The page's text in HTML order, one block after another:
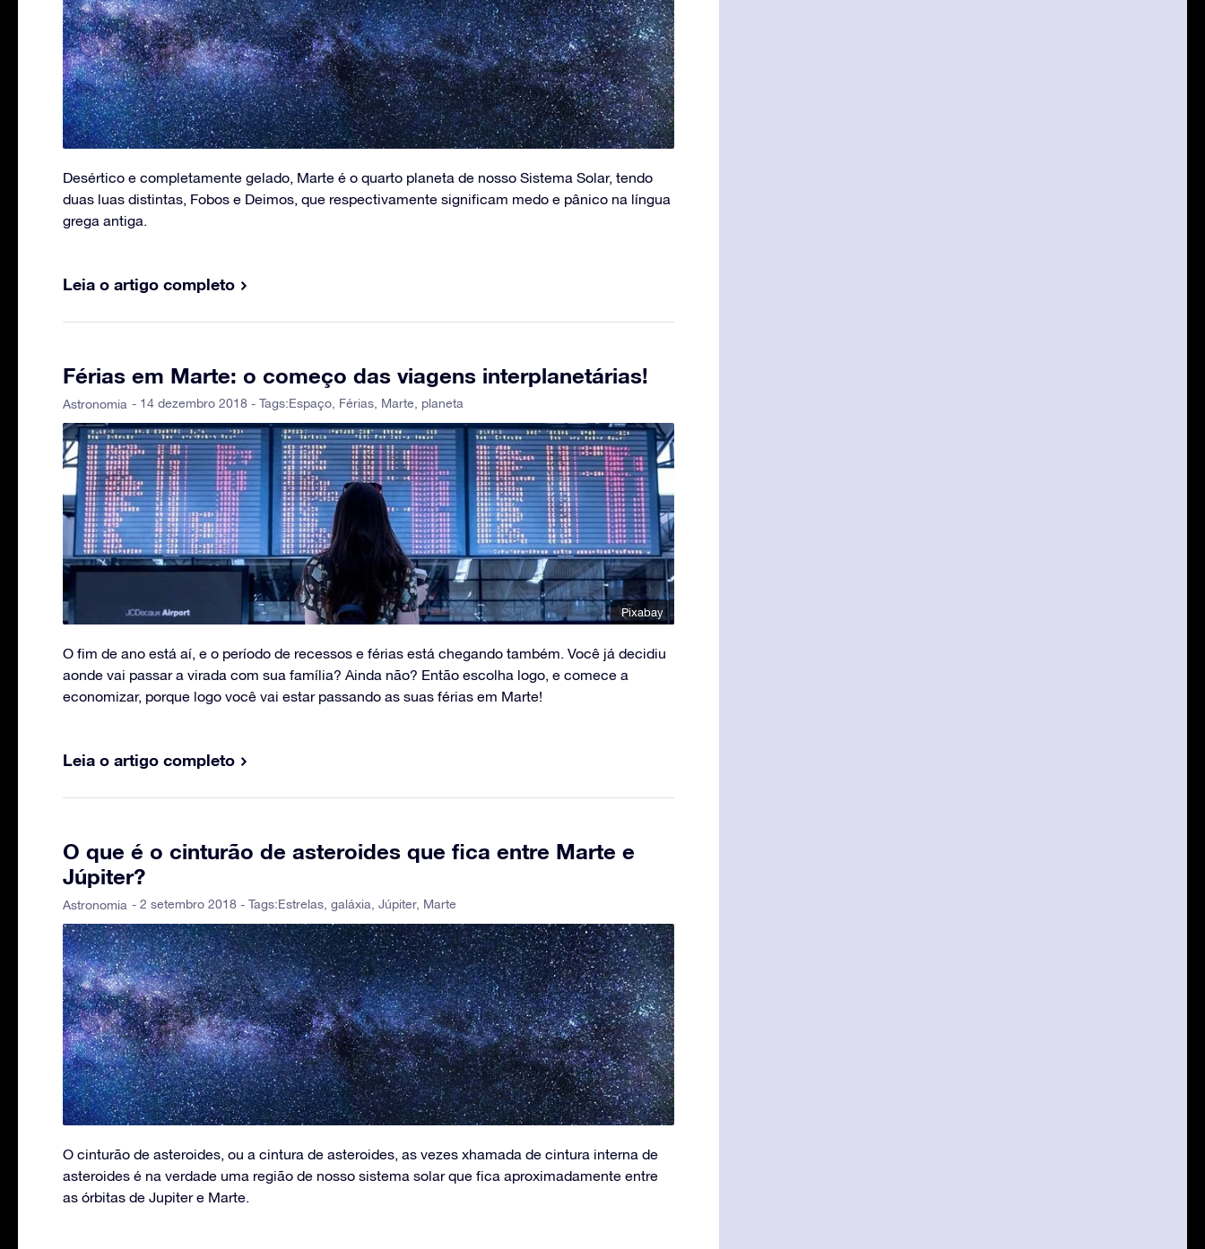
Desértico e completamente gelado, Marte é o quarto planeta de nosso Sistema Solar, tendo
duas luas distintas, Fobos e Deimos, que respectivamente significam medo e pânico na língua
grega antiga.
Leia o artigo completo
Férias em Marte: o começo das viagens interplanetárias!
Astronomia - 14 dezembro 2018 - Tags:Espaço Férias Marte planeta
Pixabay
O fim de ano está aí, e o período de recessos e férias está chegando também. Você já decidiu
aonde vai passar a virada com sua família? Ainda não? Então escolha logo, e comece a
economizar, porque logo você vai estar passando as suas férias em Marte!
Leia o artigo completo
O que é o cinturão de asteroides que fica entre Marte e
Júpiter?
Astronomia - 2 setembro 2018 - Tags:Estrelas galáxia Júpiter, Marte
O cinturão de asteroides, ou a cintura de asteroides, as vezes xhamada de cintura interna de
asteroides é na verdade uma região de nosso sistema solar que fica aproximadamente entre
as órbitas de Jupiter e Marte.